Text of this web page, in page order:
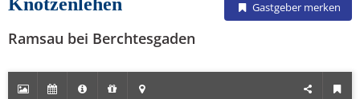
Knotzenlehen Gastgeber merken
Ramsau bei Berchtesgaden